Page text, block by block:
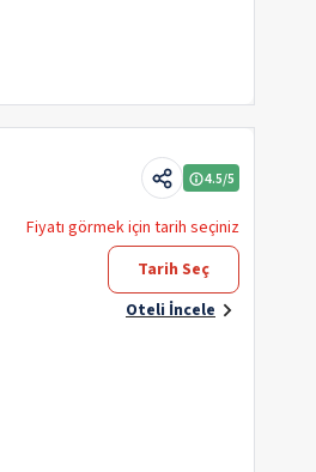
4.5/5
Fiyatı görmek için tarih seçiniz
Tarih Seç
Oteli İncele